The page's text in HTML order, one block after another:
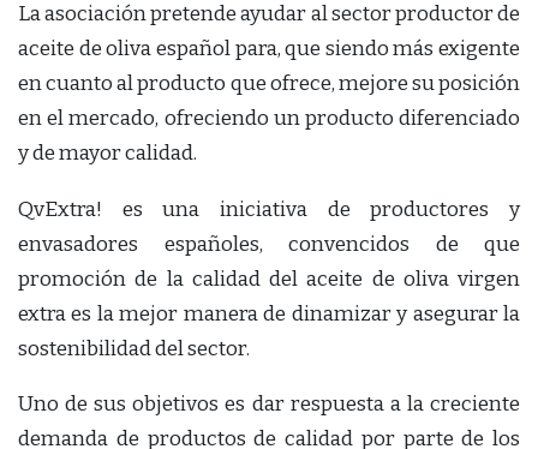
La asociación pretende ayudar al sector productor de
aceite de oliva español para, que siendo más exigente
en cuanto al producto que ofrece, mejore su posición
en el mercado, ofreciendo un producto diferenciado
y de mayor calidad.
QvExtra! es una iniciativa de productores y
envasadores españoles, convencidos de que
promoción de la calidad del aceite de oliva virgen
extra es la mejor manera de dinamizar y asegurar la
sostenibilidad del sector.
Uno de sus objetivos es dar respuesta a la creciente
demanda de productos de calidad por parte de los